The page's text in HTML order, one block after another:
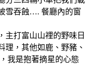
雪吞蝕…. 餐廳內的窗
主打富山山𥚃的野味日
理，其他如鹿、野豬、
我是抱著摘星的心態